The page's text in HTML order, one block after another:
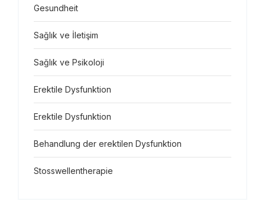
Gesundheit
Sağlık ve İletişim
Sağlık ve Psikoloji
Erektile Dysfunktion
Erektile Dysfunktion
Behandlung der erektilen Dysfunktion
Stosswellentherapie